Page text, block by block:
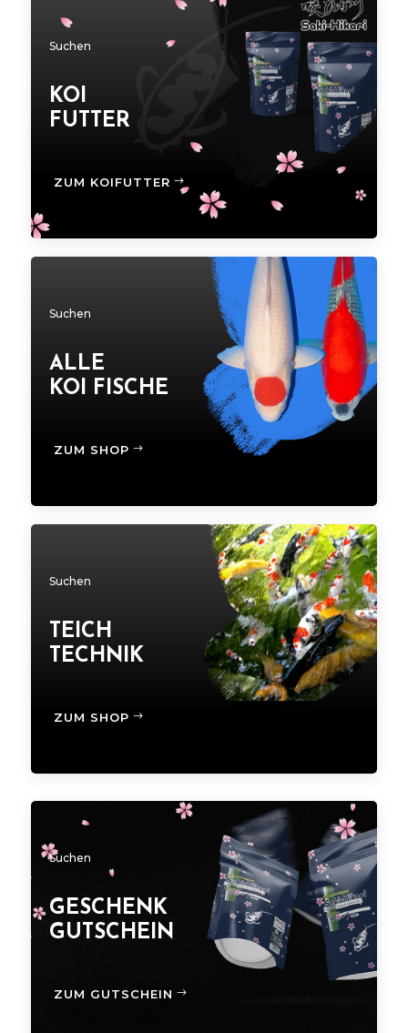
Suchen
KOI
FUTTER
ZUM KOIFUTTER
Suchen
ALLE
KOI FISCHE
ZUM SHOP
Suchen
TEICH
TECHNIK
ZUM SHOP
Suchen
GESCHENK
GUTSCHEIN
ZUM GUTSCHEIN